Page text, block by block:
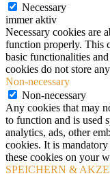
Necessary
immer aktiv
Necessary cookies are
function properly. This
basic functionalities
cookies do not store
Non-necessary
Non-necessary
Any cookies that may
to function and is used
analytics, ads, other
cookies. It is
these cookies on your
SPEICHERN &